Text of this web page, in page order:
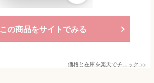
この商品をサイトでみる
価格と在庫を楽天でチェック >>